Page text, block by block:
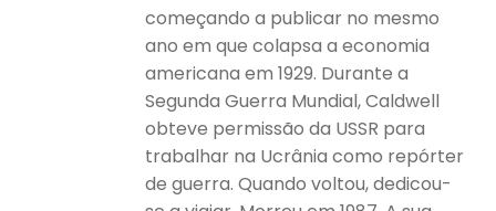
começando a publicar no mesmo
ano em que colapsa a economia
americana em 1929. Durante a
Segunda Guerra Mundial, Caldwell
obteve permissão da USSR para
trabalhar na Ucrânia como repórter
de guerra. Quando voltou, dedicou-